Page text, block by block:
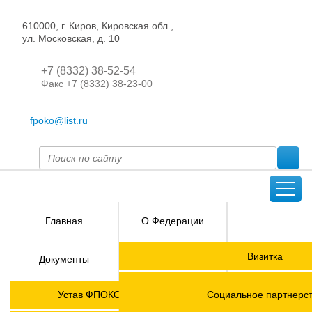
610000, г. Киров, Кировская обл.,
ул. Московская, д. 10
+7 (8332) 38-52-54
Факс +7 (8332) 38-23-00
fpoko@list.ru
Главная О Федерации
Визитка
Документы
Устав ФПОКО с изменениями от 2026 года
Социальное
Членские